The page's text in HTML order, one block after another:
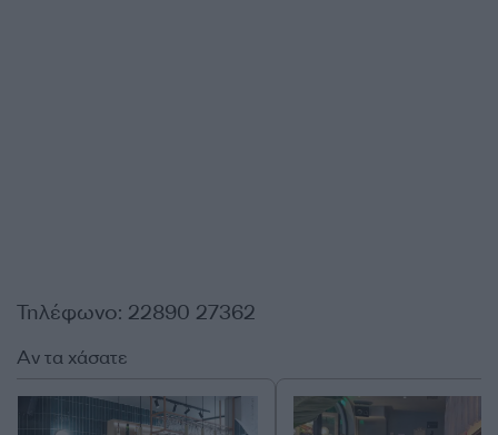
Τηλέφωνο: 22890 27362
Αν τα χάσατε